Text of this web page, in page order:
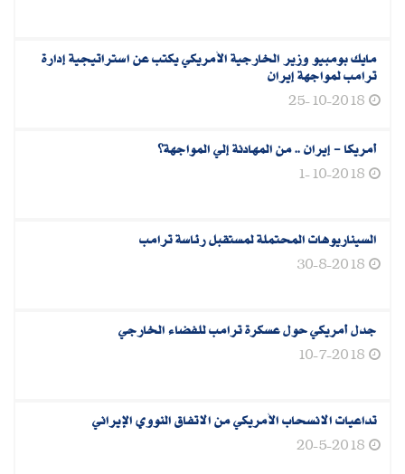
مايك بومبيو وزير الخارجية الأمريكي يكتب عن استراتيجية إدارة
ترامب لمواجهة إيران
25-10-2018
أمريكا‮ - ‬إيران‮ .. ‬من المهادنة إلي المواجهة؟
1-10-2018
السيناريوهات المحتملة لمستقبل رئاسة ترامب
30-8-2018
جدل أمريكي حول عسكرة ترامب للفضاء الخارجي
10-7-2018
تداعيات الانسحاب الأمريكي من الاتفاق النووي الإيراني
20-5-2018